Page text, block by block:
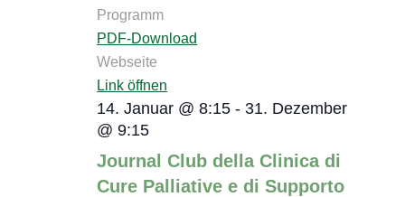
14. Januar @ 8:15 - 31. Dezember
@ 9:15
Journal Club della Clinica di
Cure Palliative e di Supporto
Programm
PDF-Download
Webseite
Link öffnen